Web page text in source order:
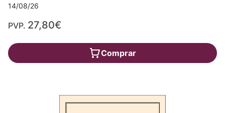
14/08/26
PVP. 27,80€
Comprar